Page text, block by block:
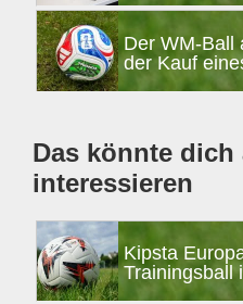
Der WM-Ball
der Kauf
Das könnte dich
interessieren
Kipsta
Trainingsball